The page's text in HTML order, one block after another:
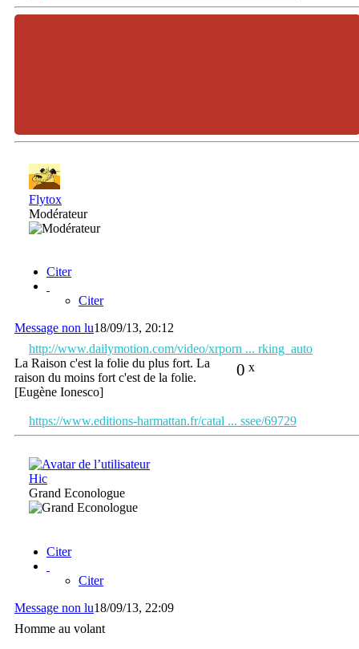
Flytox
Modérateur
Citer
Citer
Message non lu18/09/13, 20:12
http://www.dailymotion.com/video/xrporn ... rking_auto
0 x
La Raison c'est la folie du plus fort. La
raison du moins fort c'est de la folie.
[Eugène Ionesco]
https://www.editions-harmattan.fr/catal ... ssee/69729
Hic
Grand Econologue
Citer
Citer
Message non lu18/09/13, 22:09
Homme au volant